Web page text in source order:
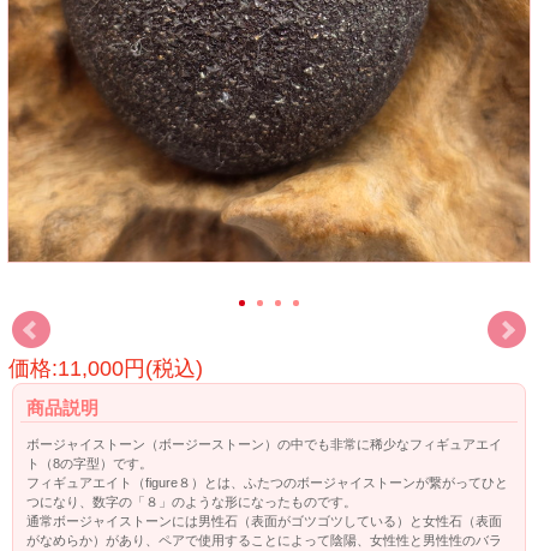
価格:11,000円(税込)
商品説明
ボージャイストーン（ボージーストーン）の中でも非常に稀少なフィギュアエイ
ト（8の字型）です。
フィギュアエイト（figure８）とは、ふたつのボージャイストーンが繋がってひと
つになり、数字の「８」のような形になったものです。
通常ボージャイストーンには男性石（表面がゴツゴツしている）と女性石（表面
がなめらか）があり、ペアで使用することによって陰陽、女性性と男性性のバラ